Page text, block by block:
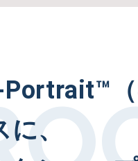
に、